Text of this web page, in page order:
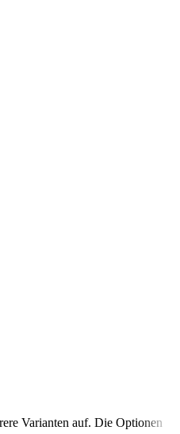
Varianten auf. Die Optionen